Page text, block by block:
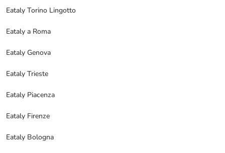
Eataly Torino Lingotto
Eataly a Roma
Eataly Genova
Eataly Trieste
Eataly Piacenza
Eataly Firenze
Eataly Bologna